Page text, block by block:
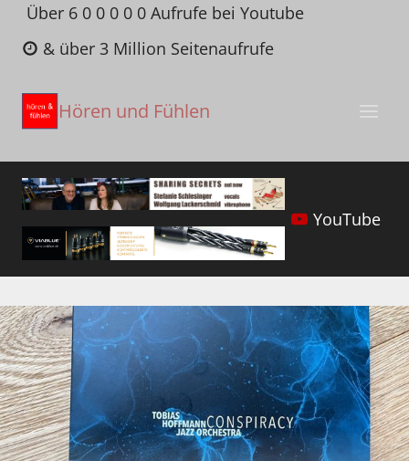
Zum
Inhalt
springen
Über 6 0 0 0 0 0 Aufrufe bei Youtube
& über 3 Million Seitenaufrufe
Hören und Fühlen
YouTube